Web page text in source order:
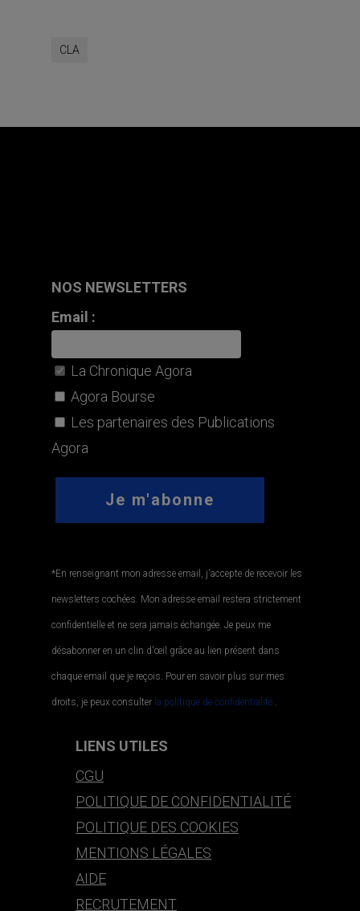
CLA
NOS NEWSLETTERS
Email :
La Chronique Agora
Agora Bourse
Les partenaires des Publications
Agora
*En renseignant mon adresse email, j'accepte de recevoir les
newsletters cochées. Mon adresse email restera strictement
confidentielle et ne sera jamais échangée. Je peux me
désabonner en un clin d'œil grâce au lien présent dans
chaque email que je reçois. Pour en savoir plus sur mes
droits, je peux consulter la politique de confidentialité.
LIENS UTILES
CGU
POLITIQUE DE CONFIDENTIALITÉ
POLITIQUE DES COOKIES
MENTIONS LÉGALES
AIDE
RECRUTEMENT